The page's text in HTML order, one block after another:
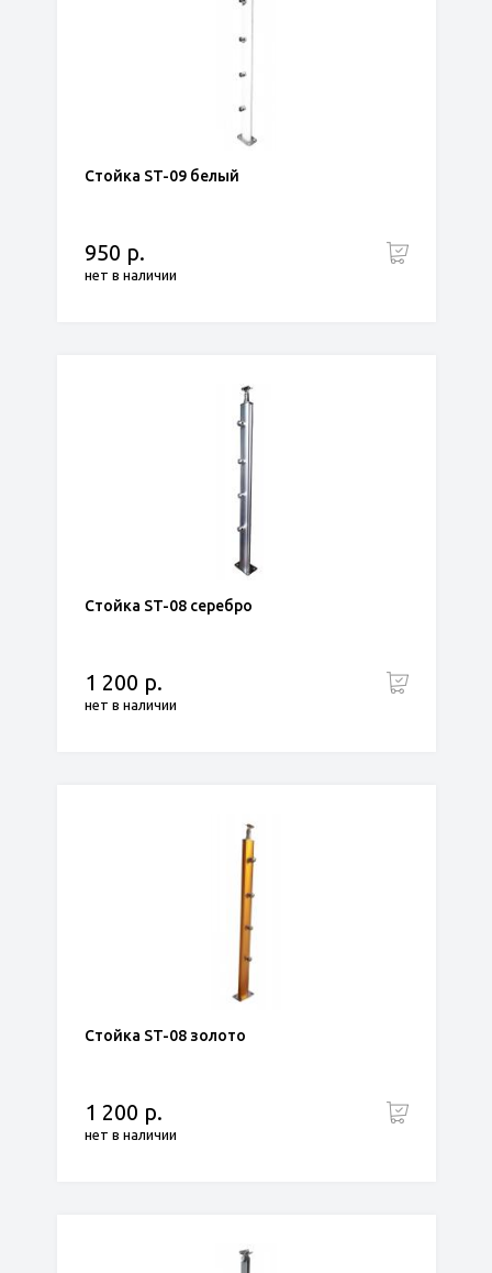
Стойка ST-09 белый
950 р.
нет в наличии
Стойка ST-08 серебро
1 200 р.
нет в наличии
Стойка ST-08 золото
1 200 р.
нет в наличии